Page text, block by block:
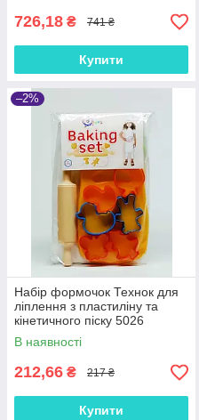
726,18 ₴ 741 ₴
Купити
–2%
Набір формочок Технок для
ліплення з пластиліну та
кінетичного піску 5026
В наявності
212,66 ₴ 217 ₴
Купити